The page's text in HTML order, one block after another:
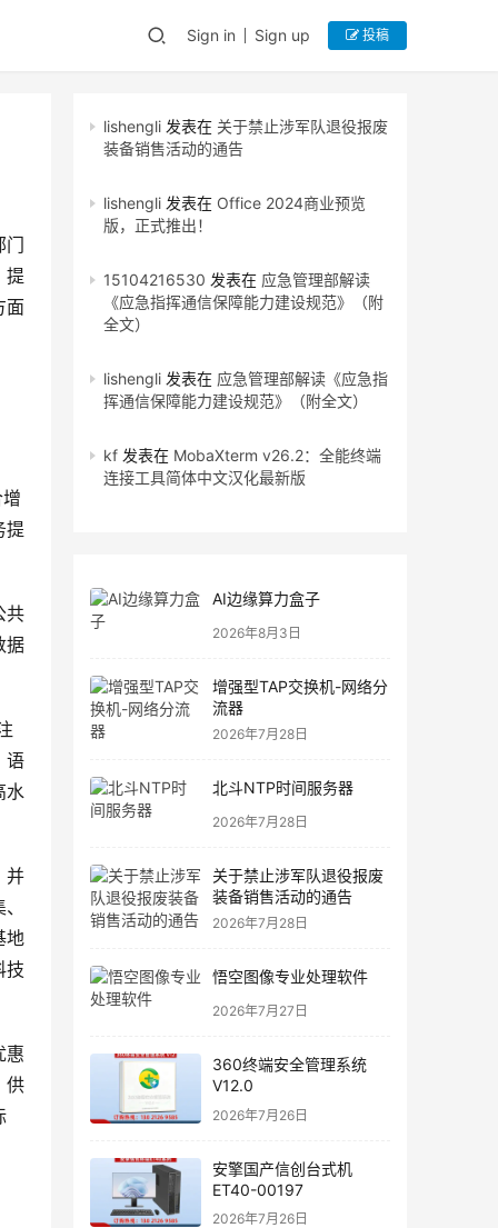
Sign in Sign up 投稿
门
提
面
提
共
据
语
水
并
地
技
惠
供
lishengli 发表在 关于禁止涉军队退役报废
装备销售活动的通告
lishengli 发表在 Office 2024商业预览
版，正式推出！
15104216530 发表在 应急管理部解读
《应急指挥通信保障能力建设规范》（附
全文）
lishengli 发表在 应急管理部解读《应急指
挥通信保障能力建设规范》（附全文）
kf 发表在 MobaXterm v26.2：全能终端
连接工具简体中文汉化最新版
AI边缘算力盒子
2026年8月3日
增强型TAP交换机-网络分
流器
2026年7月28日
北斗NTP时间服务器
2026年7月28日
关于禁止涉军队退役报废
装备销售活动的通告
2026年7月28日
悟空图像专业处理软件
2026年7月27日
360终端安全管理系统
V12.0
2026年7月26日
安擎国产信创台式机
ET40-00197
2026年7月26日